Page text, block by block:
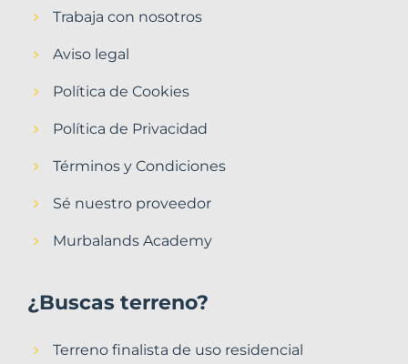
Trabaja con nosotros
Aviso legal
Política de Cookies
Política de Privacidad
Términos y Condiciones
Sé nuestro proveedor
Murbalands Academy
¿Buscas terreno?
Terreno finalista de uso residencial